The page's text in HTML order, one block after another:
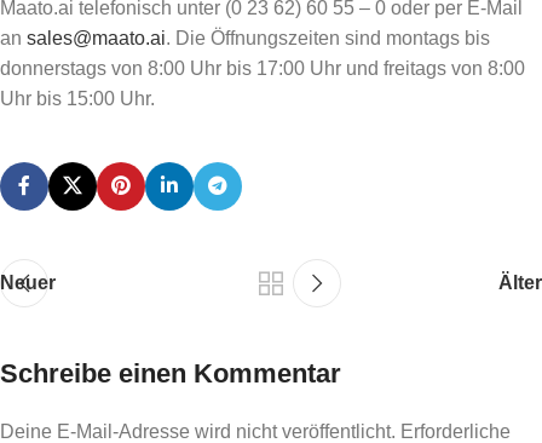
Maato.ai telefonisch unter (0 23 62) 60 55 – 0 oder per E-Mail
an sales@maato.ai. Die Öffnungszeiten sind montags bis
donnerstags von 8:00 Uhr bis 17:00 Uhr und freitags von 8:00
Uhr bis 15:00 Uhr.
Neuer Älter
Schreibe einen Kommentar
Deine E-Mail-Adresse wird nicht veröffentlicht. Erforderliche